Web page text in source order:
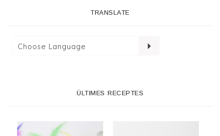
TRANSLATE
ÚLTIMES RECEPTES